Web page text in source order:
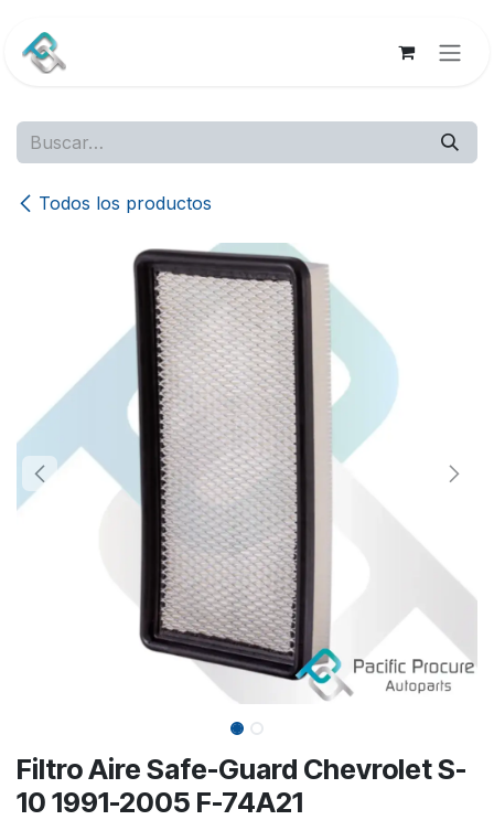
Todos los productos
Filtro Aire Safe-Guard Chevrolet S-
10 1991-2005 F-74A21